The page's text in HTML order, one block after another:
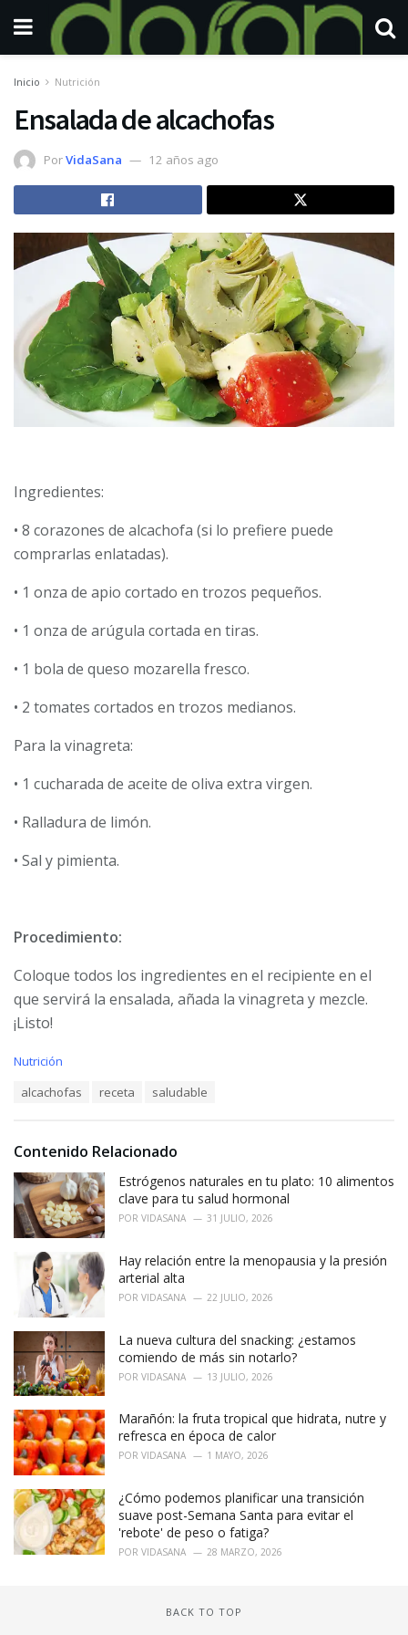
Inicio Nutrición
Ensalada de alcachofas
PorVidaSana 12 años ago
Ingredientes:
• 8 corazones de alcachofa (si lo prefie­re puede
comprarlas enlatadas).
• 1 onza de apio cortado en trozos pequeños.
• 1 onza de arúgula cortada en tiras.
• 1 bola de queso mozarella fresco.
• 2 tomates cortados en trozos medianos.
Para la vinagreta:
• 1 cucharada de aceite de oliva extra virgen.
• Ralladura de limón.
• Sal y pimienta.
Procedimiento:
Coloque todos los ingredientes en el recipiente en el
que servirá la ensalada, añada la vinagreta y mezcle.
¡Listo!
C
o
r
i
e
s
Nutrición
:
alcachofas receta saludable
Contenido Relacionado
Estrógenos naturales en tu plato: 10 alimentos
clave para tu salud hormonal
POR VIDASANA 31 JULIO, 2026
Hay relación entre la menopausia y la presión
arterial alta
POR VIDASANA 22 JULIO, 2026
La nueva cultura del snacking: ¿estamos
comiendo de más sin notarlo?
POR VIDASANA 13 JULIO, 2026
Marañón: la fruta tropical que hidrata, nutre y
refresca en época de calor
POR VIDASANA 1 MAYO, 2026
¿Cómo podemos planificar una transición
suave post-Semana Santa para evitar el
'rebote' de peso o fatiga?
POR VIDASANA 28 MARZO, 2026
BACK TO TOP